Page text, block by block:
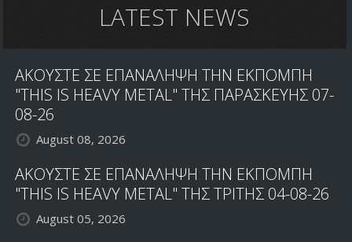
ΚΛΑΣΣΙΚΟΙ
ΤΟΥΣ
ΤΗΝ
NOISE
LATEST NEWS
ΑΚΟΥΣΤΕ ΣΕ ΕΠΑΝΑΛΗΨΗ ΤΗΝ ΕΚΠΟΜΠΗ
"THIS IS HEAVY METAL" ΤΗΣ ΠΑΡΑΣΚΕΥΗΣ 07-
08-26
August 08, 2026
ΑΚΟΥΣΤΕ ΣΕ ΕΠΑΝΑΛΗΨΗ ΤΗΝ ΕΚΠΟΜΠΗ
"THIS IS HEAVY METAL" ΤΗΣ ΤΡΙΤΗΣ 04-08-26
August 05, 2026